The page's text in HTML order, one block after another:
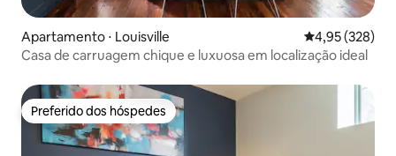
Apartamento ⋅ Louisville 4,95 de uma
4,95 (328)
Casa de carruagem chique e luxuosa em localização ideal
Preferido dos hóspedes
Preferido dos hóspedes